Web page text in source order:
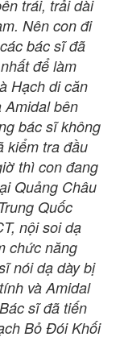
trái, trải dài
Nên con đi
bác sĩ đã
để làm
Hạch di căn
Amidal bên
bác sĩ không
kiểm tra đầu
thì con đang
Quảng Châu
Quốc
nội soi dạ
chức năng
nói dạ dày bị
và Amidal
sĩ đã tiến
Bỏ Đói Khối